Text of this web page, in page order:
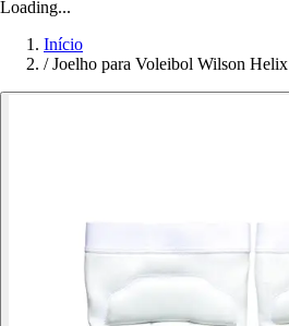
Loading...
Início
/ Joelho para Voleibol Wilson Helix